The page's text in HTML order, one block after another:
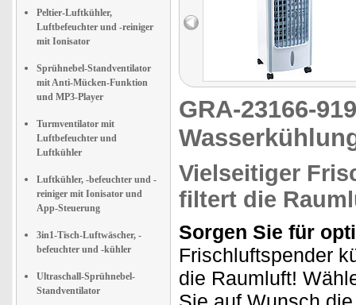
Peltier-Luftkühler,
Luftbefeuchter und -reiniger
mit Ionisator
Sprühnebel-Standventilator
mit Anti-Mücken-Funktion
und MP3-Player
Turmventilator mit
Luftbefeuchter und
Luftkühler
Luftkühler, -befeuchter und -
reiniger mit Ionisator und
App-Steuerung
3in1-Tisch-Luftwäscher, -
befeuchter und -kühler
Ultraschall-Sprühnebel-
Standventilator
GRA-23166-
Vielseitiger
filtert die
Sorgen Sie für
Frischluftspender
die Raumluft!